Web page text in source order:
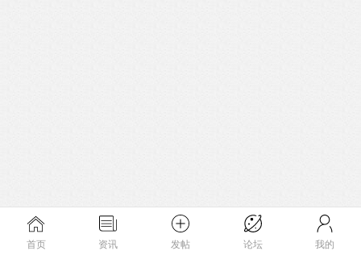
首页 资讯 发帖 论坛 我的